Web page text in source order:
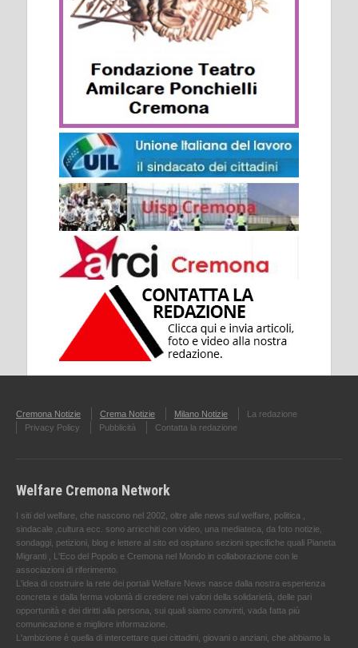
Cremona Notizie Crema Notizie Milano Notizie
La redazione
Privacy Policy
Pubblicità Contatta la redazione
Welfare Cremona Network
I siti del welfare, che nascono nel 2002, oltre alle news sul welfare, politica ,
sindacale ,cultura ecc. sono arricchiti con video, una mediateca, da foto notizie,
sondaggi, petizioni, blog e lettere al sito ed ospitano sezioni specifiche quali Pianeta
Migranti , L'Eco del Popolo e Cremona nel Mondo in collaborazione con le
associazioni di riferimento.
L'idea di costruire la rete dei portali Welfare News nasce dalla nostra esperienza
concreta e dalla ferma volontà di credere nei valori della solidarietà, delle pari
opportunità e dei diritti alla persona, sui quali siamo convinti, vada fatta più
comunicazione e migliore informazione.
L'ambizione è quella di intercettare quei cittadini, giovani o anziani, che abbiamo la